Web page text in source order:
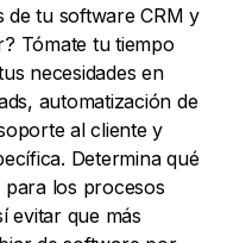
de tu software CRM y
Tómate tu tiempo
necesidades en
automatización de
al cliente y
Determina qué
los procesos
evitar que más